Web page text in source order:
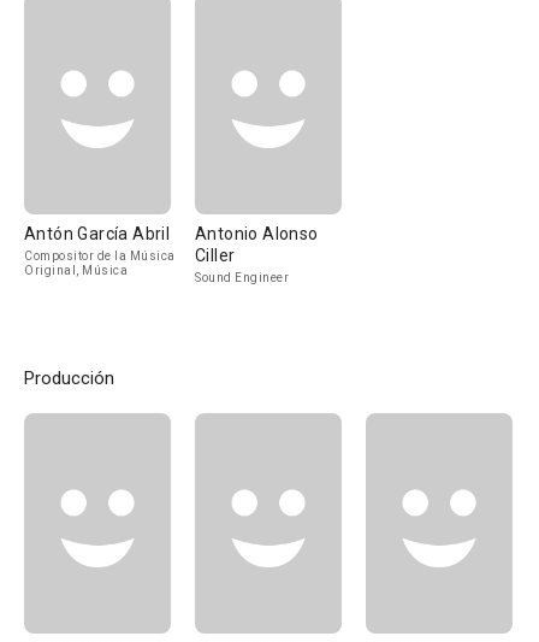
Antón García Abril
Compositor de la Música
Original, Música
Antonio Alonso
Ciller
Sound Engineer
Producción